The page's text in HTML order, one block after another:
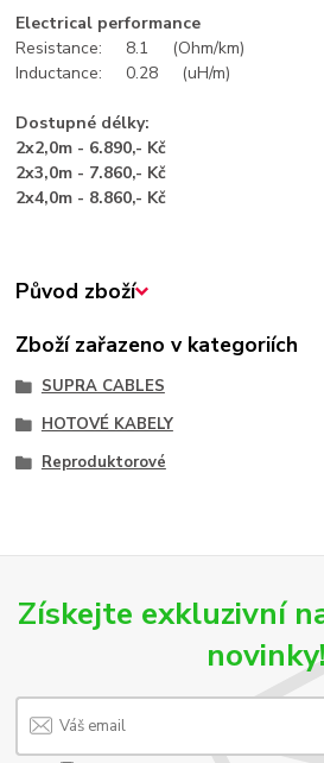
Electrical performance
Resistance: 8.1 (Ohm/km)
Inductance: 0.28 (uH/m)
Dostupné délky:
2x2,0m - 6.890,- Kč
2x3,0m - 7.860,- Kč
2x4,0m - 8.860,- Kč
Původ zboží
Zboží zařazeno v kategoriích
SUPRA CABLES
HOTOVÉ KABELY
Reproduktorové
Získejte exkluzivní
novinky!